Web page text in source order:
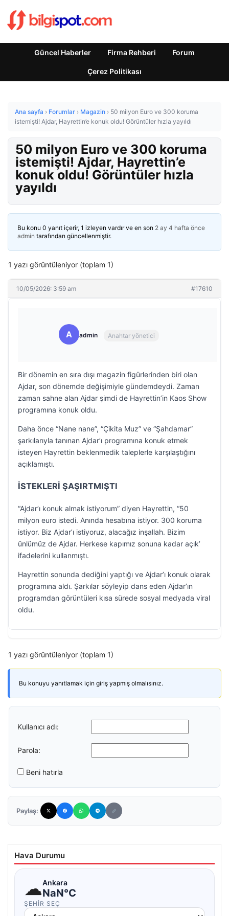
Güncel Haberler Firma Rehberi Forum
Çerez Politikası
Ana sayfa › Forumlar › Magazin › 50 milyon Euro ve 300 koruma
istemişti! Ajdar, Hayrettin’e konuk oldu! Görüntüler hızla yayıldı
50 milyon Euro ve 300 koruma
istemişti! Ajdar, Hayrettin’e
konuk oldu! Görüntüler hızla
yayıldı
Bu konu 0 yanıt içerir, 1 izleyen vardır ve en son 2 ay 4 hafta önce
admin tarafından güncellenmiştir.
1 yazı görüntüleniyor (toplam 1)
10/05/2026: 3:59 am #17610
A admin Anahtar yönetici
Bir dönemin en sıra dışı magazin figürlerinden biri olan
Ajdar, son dönemde değişimiyle gündemdeydi. Zaman
zaman sahne alan Ajdar şimdi de Hayrettin’in Kaos Show
programına konuk oldu.
Daha önce “Nane nane”, “Çikita Muz” ve “Şahdamar”
şarkılarıyla tanınan Ajdar’ı programına konuk etmek
isteyen Hayrettin beklenmedik taleplerle karşılaştığını
açıklamıştı.
İSTEKLERİ ŞAŞIRTMIŞTI
“Ajdar’ı konuk almak istiyorum” diyen Hayrettin, “50
milyon euro istedi. Anında hesabına istiyor. 300 koruma
istiyor. Biz Ajdar’ı istiyoruz, alacağız inşallah. Bizim
ünlümüz de Ajdar. Herkese kapımız sonuna kadar açık’
ifadelerini kullanmıştı.
Hayrettin sonunda dediğini yaptığı ve Ajdar’ı konuk olarak
programına aldı. Şarkılar söyleyip dans eden Ajdar’ın
programdan görüntüleri kısa sürede sosyal medyada viral
oldu.
1 yazı görüntüleniyor (toplam 1)
Bu konuyu yanıtlamak için giriş yapmış olmalısınız.
Kullanıcı adı:
Parola:
Beni hatırla
Paylaş:
Hava Durumu
☁Ankara
NaN°C
ŞEHIR SEÇ